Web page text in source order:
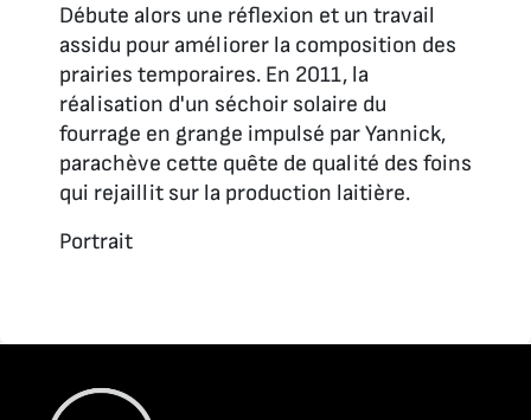
Débute alors une réflexion et un travail
assidu pour améliorer la composition des
prairies temporaires. En 2011, la
réalisation d'un séchoir solaire du
fourrage en grange impulsé par Yannick,
parachève cette quête de qualité des foins
qui rejaillit sur la production laitière.
Portrait